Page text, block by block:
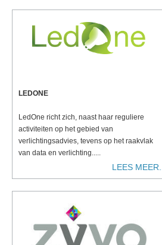
LEDONE
LedOne richt zich, naast haar reguliere
activiteiten op het gebied van
verlichtingsadvies, tevens op het raakvlak
van data en verlichting.....
LEES MEER...